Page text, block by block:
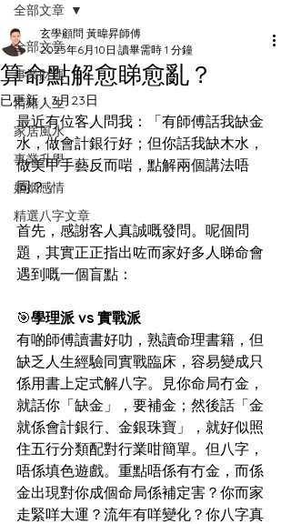
全部文章
事業財運
情緒人生
家居風水
事業升學
婚姻感情
精選八字文章
全部文章
算命點解愈睇愈亂？
玄學顧問 黃暐昇師傅
2025年6月10日 讀畢需時 1 分鐘
已更新： 3月23日
最近有位客人問我：「有師傅話我缺金
水，做會計銀行好；但你話我缺木水，
做美甲手藝反而啱，點解兩個講法唔
同？」
首先，感謝客人真誠嘅發問。呢個問
題，其實正正指出咗而家好多人睇命會
遇到嘅一個盲點：
🎯學理派 vs 實戰派
有啲師傅讀書好叻，熟讀命理書籍，但
缺乏人生經驗同實戰臨床，容易變成只
係用書上定式解八字。見你命局冇金，
就話你「缺金」，要補金；然後話「金
就係會計銀行、金銀珠寶」，就好似照
住五行分類配對行業咁簡單。但八字，
唔係填色遊戲。重點唔係有冇金，而係
金出現對你成個命局係補定害？你而家
走緊咩大運？流年有咩變化？你八字真